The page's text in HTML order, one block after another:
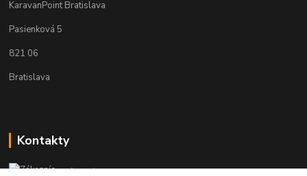
KaravanPoint Bratislava
Pasienková 5
821 06
Bratislava
Kontakty
Zákaznícka podpora KaravanPoint